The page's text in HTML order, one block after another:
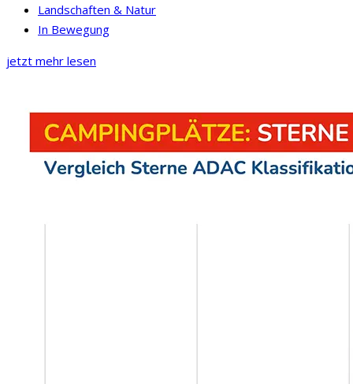
Landschaften & Natur
In Bewegung
jetzt mehr lesen